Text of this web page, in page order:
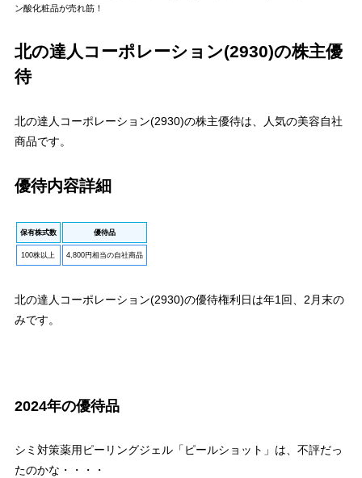
ン酸化粧品が売れ筋！
北の達人コーポレーション(2930)の株主優
待
北の達人コーポレーション(2930)の株主優待は、人気の美容自社
商品です。
優待内容詳細
保有株式数 優待品
100株以上 4,800円相当の自社商品
北の達人コーポレーション(2930)の優待権利日は年1回、2月末の
みです。
2024年の優待品
シミ対策薬用ピーリングジェル「ピールショット」は、不評だっ
たのかな・・・・